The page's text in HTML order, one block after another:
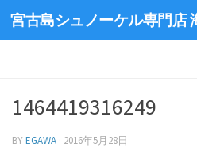
宮古島シュノーケル専門店
1464419316249
BYEGAWA · 2016年5月28日